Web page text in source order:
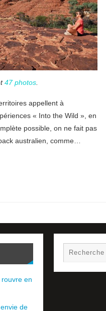
47 photos
appellent à
« Into the Wild », en
possible, on ne fait pas
australien, comme…
rouvre en
de